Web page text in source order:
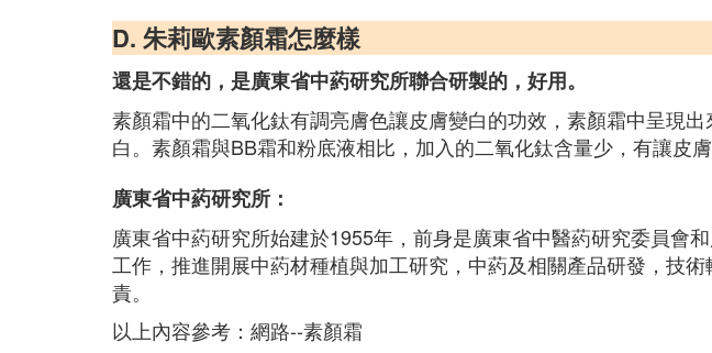
D. 朱莉歐素顏霜怎麼樣
還是不錯的，是廣東省中葯研究所聯合研製的，好用。
素顏霜中的二氧化鈦有調亮膚色讓皮膚變白的功效，素顏霜中呈現
白。素顏霜與BB霜和粉底液相比，加入的二氧化鈦含量少，有讓皮
廣東省中葯研究所：
廣東省中葯研究所始建於1955年，前身是廣東省中醫葯研究委員會
工作，推進開展中葯材種植與加工研究，中葯及相關產品研發，技
責。
以上內容參考：網路--素顏霜